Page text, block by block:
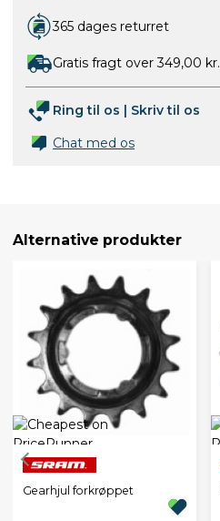
365 dages returret
Gratis fragt over 349,00 kr.
Ring til os | Skriv til os
Chat med os
Alternative produkter
Gearhjul forkrøppet